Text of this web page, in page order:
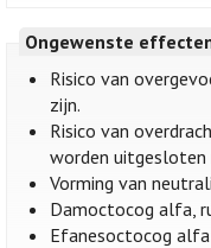
Ongewenste
Risico van
zijn.
Risico van
worden uitgesloten
Vorming van
Damoctocog alfa,
Efanesoctocog